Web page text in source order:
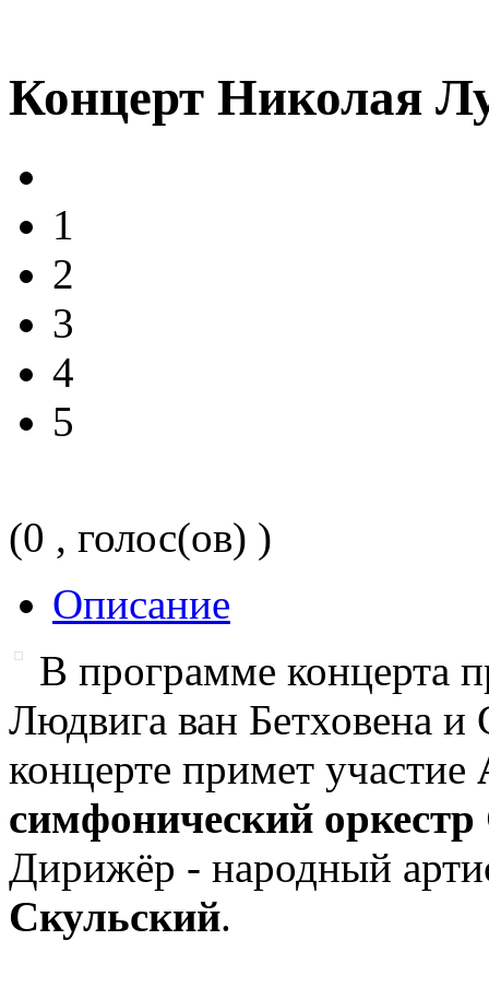
Концерт Николая
1
2
3
4
5
(0 , голос(ов) )
Описание
В программе концерта
Людвига ван Бетховена
концерте примет участие
симфонический
Дирижёр - народный
Скульский.